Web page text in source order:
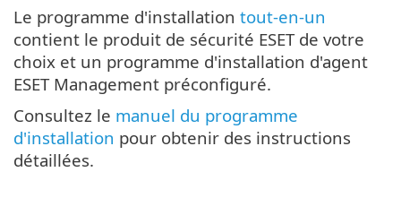
Le programme d'installation tout-en-un
contient le produit de sécurité ESET de votre
choix et un programme d'installation d'agent
ESET Management préconfiguré.
Consultez le manuel du programme
d'installation pour obtenir des instructions
détaillées.